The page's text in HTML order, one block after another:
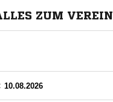
ZUM VEREIN